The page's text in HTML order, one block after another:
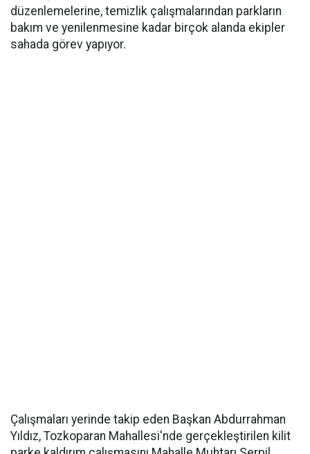
düzenlemelerine, temizlik çalışmalarından parkların
bakım ve yenilenmesine kadar birçok alanda ekipler
sahada görev yapıyor.
Çalışmaları yerinde takip eden Başkan Abdurrahman
Yıldız, Tozkoparan Mahallesi'nde gerçekleştirilen kilit